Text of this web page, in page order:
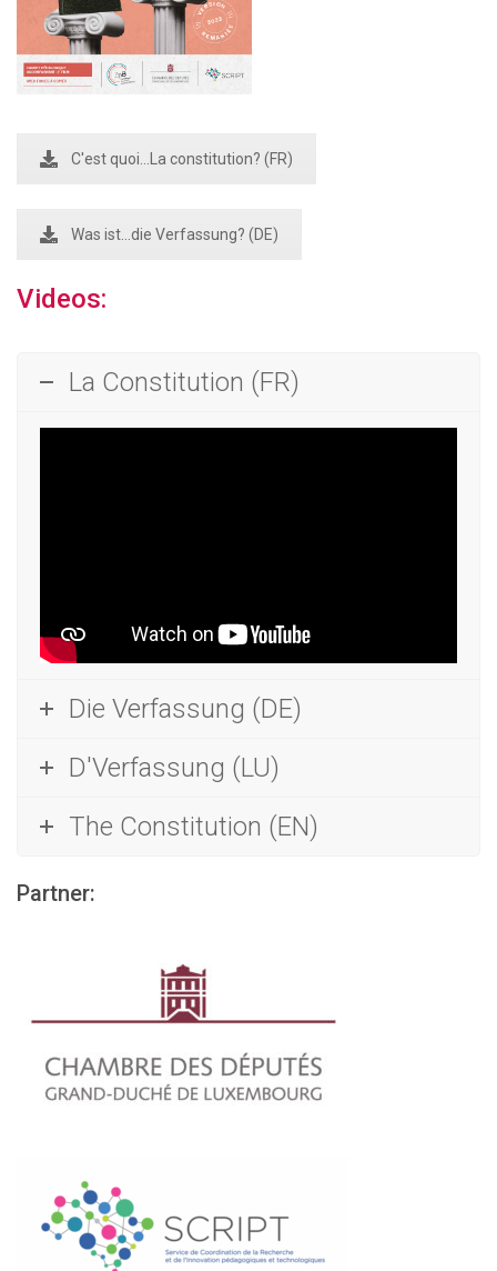
C'est quoi...La constitution? (FR)
Was ist...die Verfassung? (DE)
Videos:
La Constitution (FR)
Die Verfassung (DE)
D'Verfassung (LU)
The Constitution (EN)
Partner: